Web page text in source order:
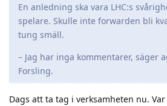
En anledning ska vara LHC:s
spelare. Skulle inte forwarden bli
tung smäll.
– Jag har inga kommentarer, säger
Forsling.
Dags att ta tag i verksamheten nu.